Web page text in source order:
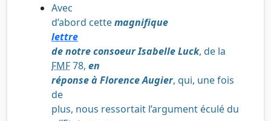
Avec
d’abord cettemagnifique
lettre
de notre consoeur Isabelle Luck, de la
FMF78, en
réponse à Florence Augier, qui, une fois
de
plus, nous ressortait l’argument éculé du